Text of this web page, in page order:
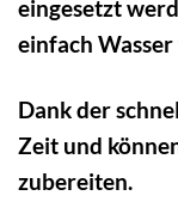
eingesetzt
einfach
Dank der
Zeit und
zubereiten.